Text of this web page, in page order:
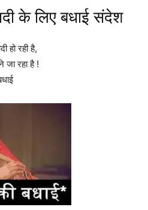
के लिए बधाई संदेश
हो रही है,
जा रहा है !